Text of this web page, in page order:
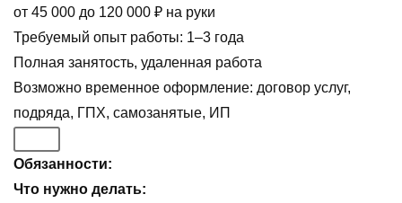
от 45 000 до 120 000 ₽ на руки
Требуемый опыт работы: 1–3 года
Полная занятость, удаленная работа
Возможно временное оформление: договор услуг,
подряда, ГПХ, самозанятые, ИП
Обязанности:
Что нужно делать: